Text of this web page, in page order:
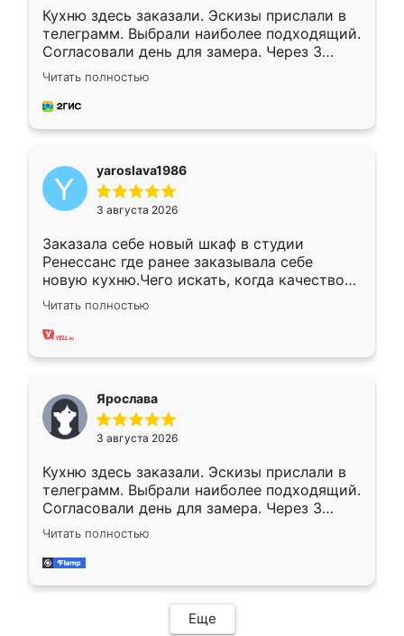
Кухню здесь заказали. Эскизы прислали в
телеграмм. Выбрали наиболее подходящий.
Согласовали день для замера. Через 3
недели кухня была уже готова. Остались
довольны работой. Спасибо Ренессанс
мебель за качественную работу!
Читать полностью
yaroslava1986
3 августа 2026
Заказала себе новый шкаф в студии
Ренессанс где ранее заказывала себе
новую кухню.Чего искать, когда качеством
вполне довольна. Служит кухня уже почти
два года, нареканий нет.
Читать полностью
Ярослава
3 августа 2026
Кухню здесь заказали. Эскизы прислали в
телеграмм. Выбрали наиболее подходящий.
Согласовали день для замера. Через 3
недели кухня была уже готова. Остались
довольны работой. Спасибо Ренессанс
мебель за качественную работу!
Читать полностью
Еще